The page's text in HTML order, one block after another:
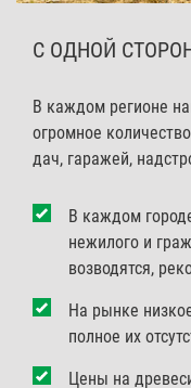
С ОДНОЙ
В каждом регионе
огромное
дач, гаражей,
В каждом
нежилого и
возводятся,
На рынке
полное их
Цены на